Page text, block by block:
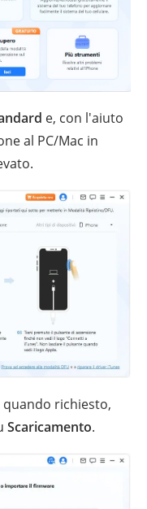
e, con l'aiuto
al PC/Mac in
quando richiesto,
Scaricamento.